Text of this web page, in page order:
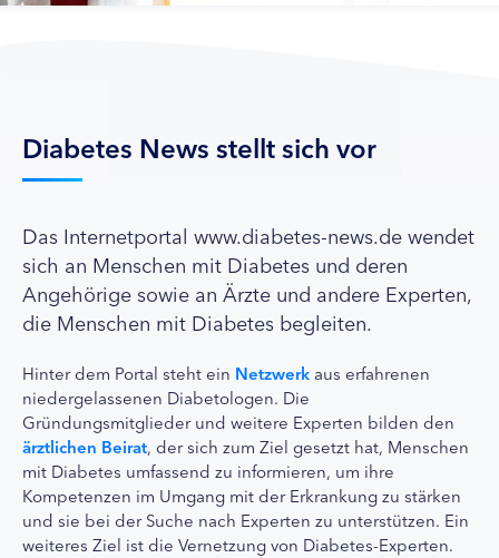
Diabetes News stellt sich vor
Das Internetportal www.diabetes-news.de wendet
sich an Menschen mit Diabetes und deren
Angehörige sowie an Ärzte und andere Experten,
die Menschen mit Diabetes begleiten.
Hinter dem Portal steht ein Netzwerk aus erfahrenen
niedergelassenen Diabetologen. Die
Gründungsmitglieder und weitere Experten bilden den
ärztlichen Beirat, der sich zum Ziel gesetzt hat, Menschen
mit Diabetes umfassend zu informieren, um ihre
Kompetenzen im Umgang mit der Erkrankung zu stärken
und sie bei der Suche nach Experten zu unterstützen. Ein
weiteres Ziel ist die Vernetzung von Diabetes-Experten.